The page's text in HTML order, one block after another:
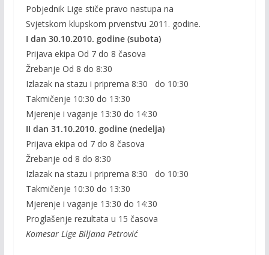
Pobjednik Lige stiče pravo nastupa na
Svjetskom klupskom prvenstvu 2011. godine.
I dan 30.10.2010. godine (subota)
Prijava ekipa Od 7 do 8 časova
Žrebanje Od 8 do 8:30
Izlazak na stazu i priprema 8:30 do 10:30
Takmičenje 10:30 do 13:30
Mjerenje i vaganje 13:30 do 14:30
II dan 31.10.2010. godine (nedelja)
Prijava ekipa od 7 do 8 časova
Žrebanje od 8 do 8:30
Izlazak na stazu i priprema 8:30 do 10:30
Takmičenje 10:30 do 13:30
Mjerenje i vaganje 13:30 do 14:30
Proglašenje rezultata u 15 časova
Komesar Lige Biljana Petrović